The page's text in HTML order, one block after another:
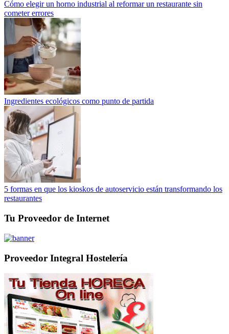
Cómo elegir un horno industrial al reformar un restaurante sin
cometer errores
Ingredientes ecológicos como punto de partida
5 formas en que los kioskos de autoservicio están transformando los
restaurantes
Tu Proveedor de Internet
Proveedor Integral Hostelería